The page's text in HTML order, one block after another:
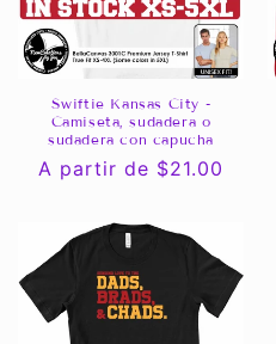
Swiftie Kansas City -
Camiseta, sudadera o
sudadera con capucha
Precio
A partir de $21.00